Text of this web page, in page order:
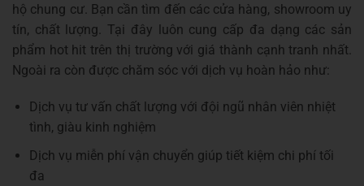
hộ chung cư. Bạn cần tìm đến các cửa hàng, showroom uy
tín, chất lượng. Tại đây luôn cung cấp đa dạng các sản
phẩm hot hit trên thị trường với giá thành cạnh tranh nhất.
Ngoài ra còn được chăm sóc với dịch vụ hoàn hảo như:
Dịch vụ tư vấn chất lượng với đội ngũ nhân viên nhiệt
tình, giàu kinh nghiệm
Dịch vụ miễn phí vận chuyển giúp tiết kiệm chi phí tối
đa